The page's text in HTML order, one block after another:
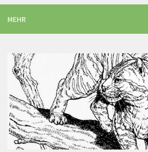
MEHR